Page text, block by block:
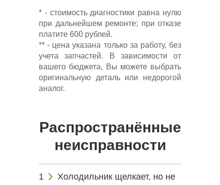
* - стоимость диагностики равна нулю
при дальнейшем ремонте; при отказе
платите 600 рублей.
** - цена указана только за работу, без
учета запчастей. В зависимости от
вашего бюджета, Вы можете выбрать
оригинальную деталь или недорогой
аналог.
Распространённые
неисправности
Холодильник щелкает, но не